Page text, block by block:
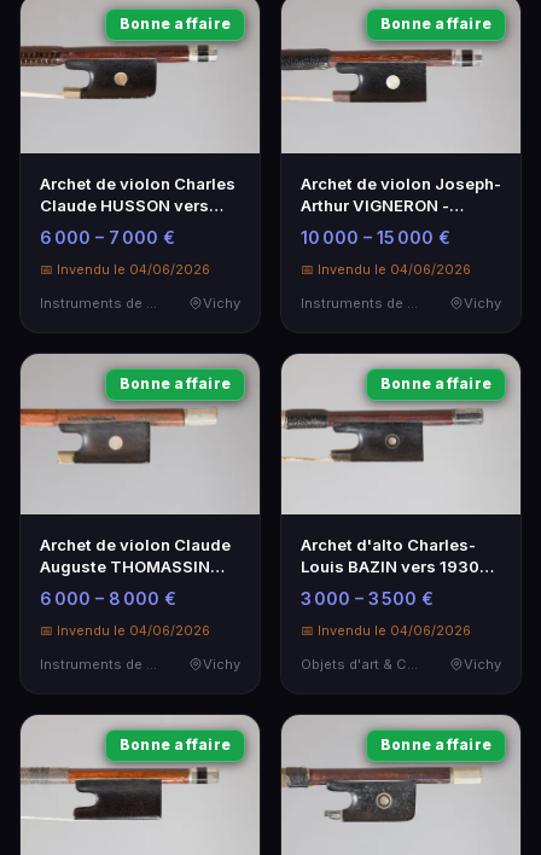
Bonne affaire
Archet de violon Charles
Claude HUSSON vers
1890 - Instrument de
musique d'exception
6 000 – 7 000 €
📅 Invendu le 04/06/2026
Instruments de Musique
Vichy
Bonne affaire
Archet de violon Joseph-
Arthur VIGNERON -
Artisanat exceptionnel
10 000 – 15 000 €
📅 Invendu le 04/06/2026
Instruments de Musique
Vichy
Bonne affaire
Archet de violon Claude
Auguste THOMASSIN
vers 1910 - Instrument de
musique
6 000 – 8 000 €
📅 Invendu le 04/06/2026
Vichy
Bonne affaire
Archet d'alto Charles-
Louis BAZIN vers 1930
signé - Pièce
d'exception
3 000 – 3 500 €
📅 Invendu le 04/06/2026
Vichy
Bonne affaire Bonne affaire